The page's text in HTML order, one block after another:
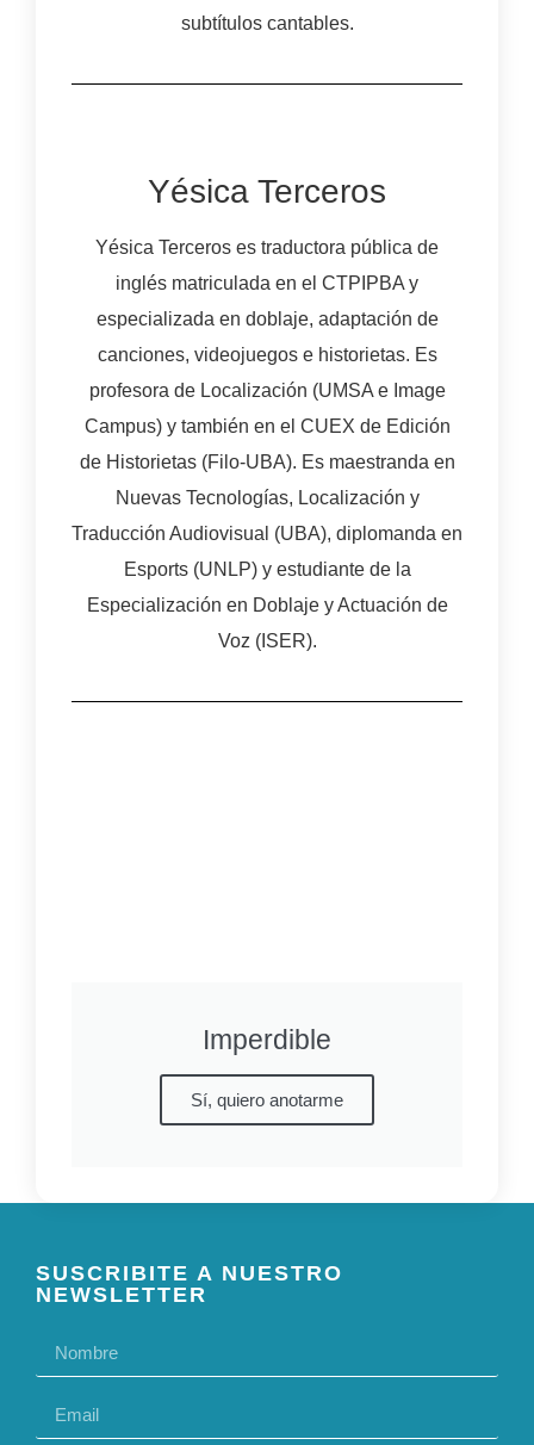
subtítulos cantables.
Yésica Terceros
Yésica Terceros es traductora pública de
inglés matriculada en el CTPIPBA y
especializada en doblaje, adaptación de
canciones, videojuegos e historietas. Es
profesora de Localización (UMSA e Image
Campus) y también en el CUEX de Edición
de Historietas (Filo-UBA). Es maestranda en
Nuevas Tecnologías, Localización y
Traducción Audiovisual (UBA), diplomanda en
Esports (UNLP) y estudiante de la
Especialización en Doblaje y Actuación de
Voz (ISER).
Imperdible
Sí, quiero anotarme
SUSCRIBITE A NUESTRO
NEWSLETTER